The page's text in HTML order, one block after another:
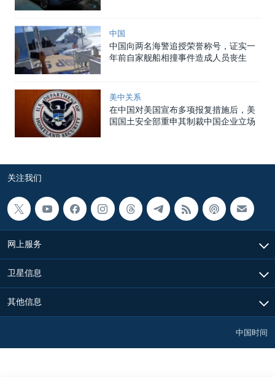
中国
中国向两名海警追授荣誉称号，证实一
年前自家舰船相撞事件造成人员丧生
美中关系
在中国对美国宣布多项报复措施后，美
国国土安全部重申其制裁中国企业立场
关注我们
网上服务
卫星信息
其他信息
中国时间